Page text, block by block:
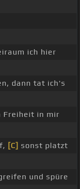
ich hier
dann tat ich's
Freiheit in mir
[C] sonst platzt
und spüre